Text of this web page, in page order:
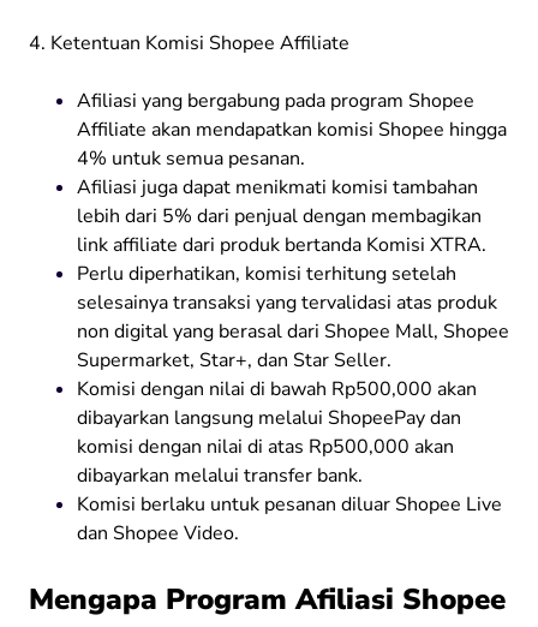
4. Ketentuan Komisi Shopee Affiliate
Afiliasi yang bergabung pada program Shopee
Affiliate akan mendapatkan komisi Shopee hingga
4% untuk semua pesanan.
Afiliasi juga dapat menikmati komisi tambahan
lebih dari 5% dari penjual dengan membagikan
link affiliate dari produk bertanda Komisi XTRA.
Perlu diperhatikan, komisi terhitung setelah
selesainya transaksi yang tervalidasi atas produk
non digital yang berasal dari Shopee Mall, Shopee
Supermarket, Star+, dan Star Seller.
Komisi dengan nilai di bawah Rp500,000 akan
dibayarkan langsung melalui ShopeePay dan
komisi dengan nilai di atas Rp500,000 akan
dibayarkan melalui transfer bank.
Komisi berlaku untuk pesanan diluar Shopee Live
dan Shopee Video.
Mengapa Program Afiliasi Shopee